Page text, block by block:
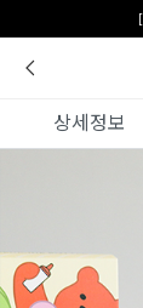
상세정보